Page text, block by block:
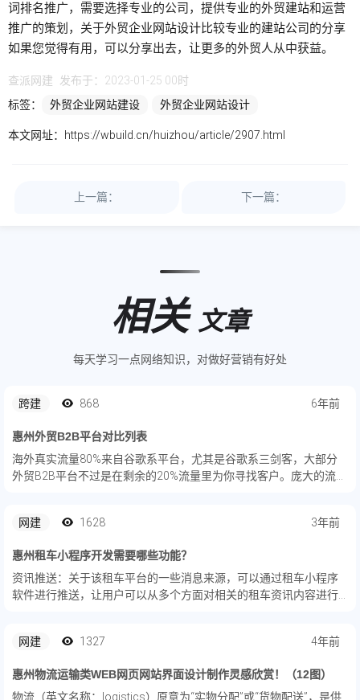
词排名推广，需要选择专业的公司，提供专业的外贸建站和运营
推广的策划，关于外贸企业网站设计比较专业的建站公司的分享
如果您觉得有用，可以分享出去，让更多的外贸人从中获益。
查派网建
发布于：2023-01-25 00时
标签：
外贸企业网站建设 外贸企业网站设计
本文网址： https://wbuild.cn/huizhou/article/2907.html
上一篇： 下一篇：
相关 文章
每天学习一点网络知识，对做好营销有好处
跨建 868 6年前
惠州外贸B2B平台对比列表
海外真实流量80%来自谷歌系平台，尤其是谷歌系三剑客，大部分
外贸B2B平台不过是在剩余的20%流量里为你寻找客户。庞大的流量
网建 1628 3年前
惠州租车小程序开发需要哪些功能？
资讯推送：关于该租车平台的一些消息来源，可以通过租车小程序
软件进行推送，让用户可以从多个方面对相关的租车资讯内容进行
网建 1327 4年前
惠州物流运输类WEB网页网站界面设计制作灵感欣赏！（12图）
物流（英文名称：logistics）原意为“实物分配”或“货物配送”，是供